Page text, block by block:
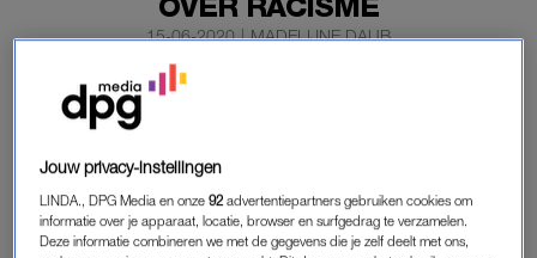
OVER RACISME
15-06-2020 | MADELIJNE DAUB
De verhitte discussie over racisme gaat nu ook over het
Nederlandse verleden
Zo zoude Gouden Koetsniet meer gebruikt moeten worden
als-ie gerenoveerd is, is een onlinepetitietegen het grote
standbeeld van ‘massamoordenaar’ Jan Pieterszoon Coen in
Jouw privacy-instellingen
LINDA., DPG Media en onze92 advertentiepartners gebruiken cookies om
informatie over je apparaat, locatie, browser en surfgedrag te verzamelen.
Deze informatie combineren we met de gegevens die je zelf deelt met ons,